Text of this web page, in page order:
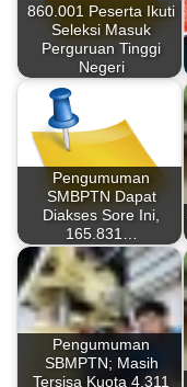
860.001 Peserta Ikuti
Seleksi Masuk
Perguruan Tinggi
Negeri
Pengumuman
SMBPTN Dapat
Diakses Sore Ini,
165.831…
Pengumuman
SBMPTN; Masih
Tersisa Kuota 4.311